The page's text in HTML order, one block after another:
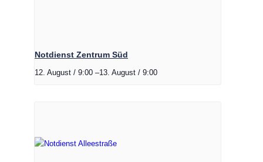
Notdienst Zentrum Süd
12. August / 9:00 –13. August / 9:00